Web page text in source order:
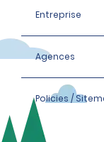
Entreprise
Agences
Policies /